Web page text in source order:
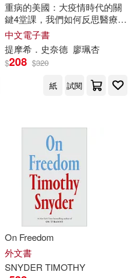
重病的美國：大疫情時代的關
鍵4堂課，我們如何反思醫療、
人權與自由 (電子書)
中文電子書
提摩希．史奈德 廖珮杏
$208 $320
紙
試閱
On Freedom
外文書
SNYDER TIMOTHY